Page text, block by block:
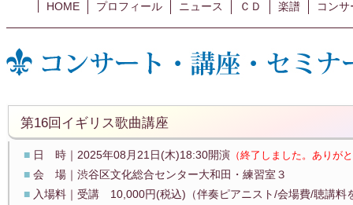
HOME プロフィール ニュース ＣＤ 楽譜 コン
第16回イギリス歌曲講座
■ 日 時｜2025年08月21日(木)18:30開演 （終了しました。ありが
■ 会 場｜渋谷区文化総合センター大和田・練習室３
■ 入場料｜受講 10,000円(税込)（伴奏ピアニスト/会場費/聴講料